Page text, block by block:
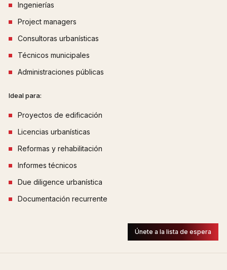
Ingenierías
Project managers
Consultoras urbanísticas
Técnicos municipales
Administraciones públicas
Ideal para:
Proyectos de edificación
Licencias urbanísticas
Reformas y rehabilitación
Informes técnicos
Due diligence urbanística
Documentación recurrente
Únete a la lista de espera